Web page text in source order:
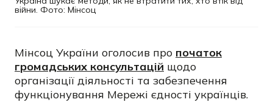
війни. Фото: Мінсоц
Мінсоц України оголосив про початок
громадських консультацій щодо
організації діяльності та забезпечення
функціонування Мережі єдності українців.